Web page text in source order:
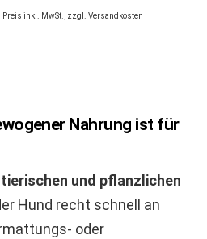
Preis inkl. MwSt., zzgl. Versandkosten
Nahrung ist für
und pflanzlichen
Hund recht schnell an
oder